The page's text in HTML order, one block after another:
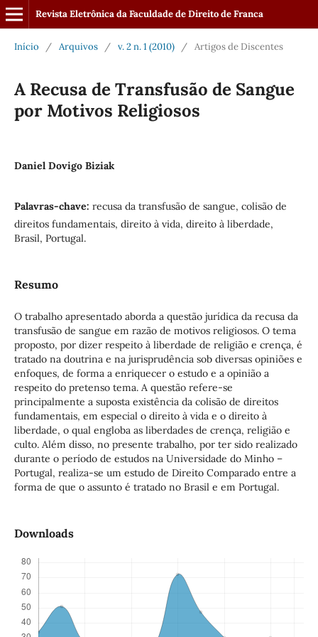
Revista Eletrônica da Faculdade de Direito de Franca
Início / Arquivos / v. 2 n. 1 (2010) / Artigos de Discentes
A Recusa de Transfusão de Sangue
por Motivos Religiosos
Daniel Dovigo Biziak
Palavras-chave: recusa da transfusão de sangue, colisão de
direitos fundamentais, direito à vida, direito à liberdade,
Brasil, Portugal.
Resumo
O trabalho apresentado aborda a questão jurídica da recusa da
transfusão de sangue em razão de motivos religiosos. O tema
proposto, por dizer respeito à liberdade de religião e crença, é
tratado na doutrina e na jurisprudência sob diversas opiniões e
enfoques, de forma a enriquecer o estudo e a opinião a
respeito do pretenso tema. A questão refere-se
principalmente a suposta existência da colisão de direitos
fundamentais, em especial o direito à vida e o direito à
liberdade, o qual engloba as liberdades de crença, religião e
culto. Além disso, no presente trabalho, por ter sido realizado
durante o período de estudos na Universidade do Minho –
Portugal, realiza-se um estudo de Direito Comparado entre a
forma de que o assunto é tratado no Brasil e em Portugal.
Downloads